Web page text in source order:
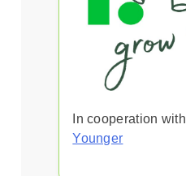
In cooperation with
Younger